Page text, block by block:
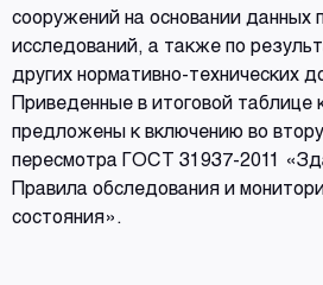
сооружений на основании данных
исследований, а также по
других нормативно-технических
Приведенные в итоговой таблице
предложены к включению во
пересмотра ГОСТ 31937-2011
Правила обследования и
состояния».